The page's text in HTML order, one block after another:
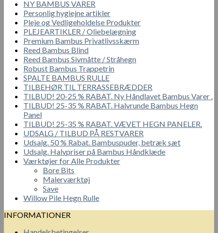
NY BAMBUS VARER
Personlig hygiejne artikler
Pleje og Vedligeholdelse Produkter
PLEJEARTIKLER / Oliebelægning
Premium Bambus Privatlivsskærm
Reed Bambus Blind
Reed Bambus Sivmåtte / Stråhegn
Robust Bambus Trappetrin
SPALTE BAMBUS RULLE
TILBEHØR TIL TERRASSEBRÆDDER
TILBUD! 20-25 % RABAT. Ny Håndlavet Bambus Varer .
TILBUD! 25-35 % RABAT. Halvrunde Bambus Hegn
Panel
TILBUD! 25-35 % RABAT. VÆVET HEGN PANELER.
UDSALG / TILBUD PÅ RESTVARER
Udsalg. 50 % Rabat. Bambuspuder, betræk sæt
Udsalg. Halvpriser på Bambus Håndklæde
Værktøjer for Alle Produkter
Bore Bits
Malerværktøj
Save
Willow Pile Hegn Rulle
INFORMATIONER